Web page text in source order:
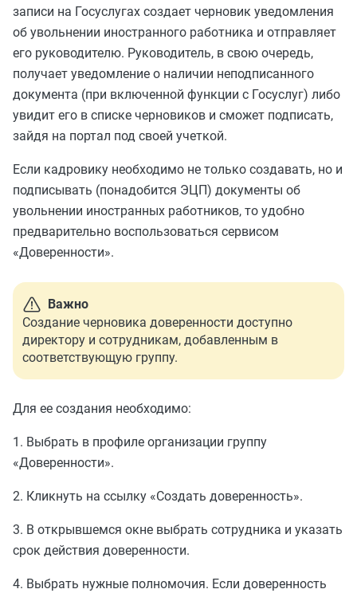
записи на Госуслугах создает черновик уведомления
об увольнении иностранного работника и отправляет
его руководителю. Руководитель, в свою очередь,
получает уведомление о наличии неподписанного
документа (при включенной функции с Госуслуг) либо
увидит его в списке черновиков и сможет подписать,
зайдя на портал под своей учеткой.
Если кадровику необходимо не только создавать, но и
подписывать (понадобится ЭЦП) документы об
увольнении иностранных работников, то удобно
предварительно воспользоваться сервисом
«Доверенности».
Важно
Создание черновика доверенности доступно
директору и сотрудникам, добавленным в
соответствующую группу.
Для ее создания необходимо:
1. Выбрать в профиле организации группу
«Доверенности».
2. Кликнуть на ссылку «Создать доверенность».
3. В открывшемся окне выбрать сотрудника и указать
срок действия доверенности.
4. Выбрать нужные полномочия. Если доверенность